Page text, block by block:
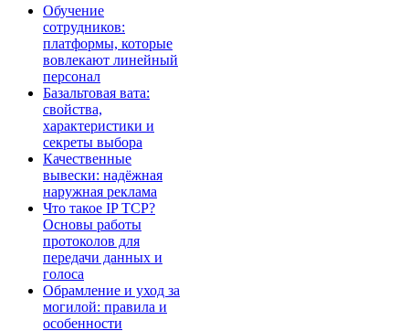
Обучение
сотрудников:
платформы, которые
вовлекают линейный
персонал
Базальтовая вата:
свойства,
характеристики и
секреты выбора
Качественные
вывески: надёжная
наружная реклама
Что такое IP TCP?
Основы работы
протоколов для
передачи данных и
голоса
Обрамление и уход за
могилой: правила и
особенности